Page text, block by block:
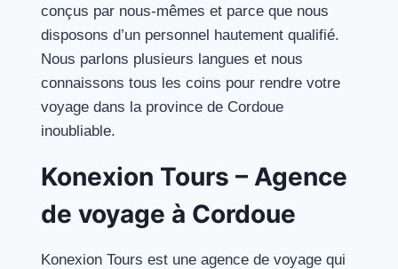
conçus par nous-mêmes et parce que nous
disposons d’un personnel hautement qualifié.
Nous parlons plusieurs langues et nous
connaissons tous les coins pour rendre votre
voyage dans la province de Cordoue
inoubliable.
Konexion Tours – Agence
de voyage à Cordoue
Konexion Tours est une agence de voyage qui